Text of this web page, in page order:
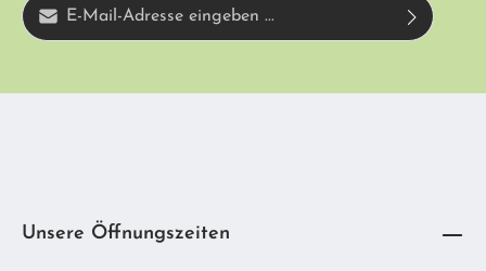
Unsere Öffnungszeiten